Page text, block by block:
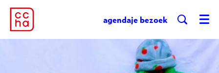
agendaje bezoek Menu